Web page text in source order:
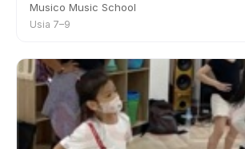
Musico Music School
Usia 7–9